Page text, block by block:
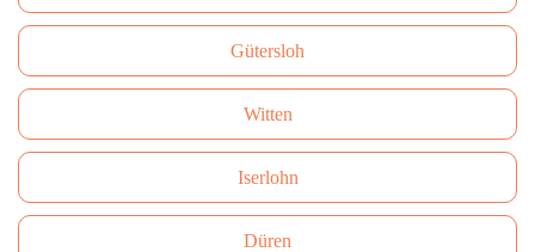
Gütersloh
Witten
Iserlohn
Düren